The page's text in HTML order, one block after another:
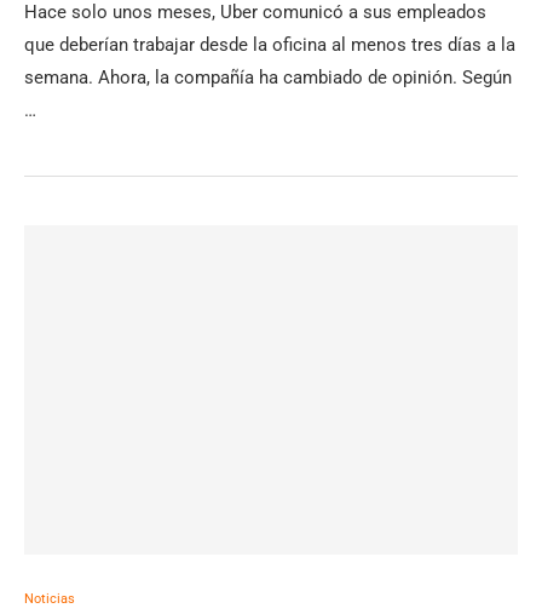
Hace solo unos meses, Uber comunicó a sus empleados
que deberían trabajar desde la oficina al menos tres días a la
semana. Ahora, la compañía ha cambiado de opinión. Según
…
Noticias